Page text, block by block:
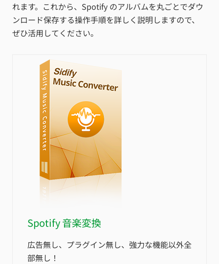
れます。これから、Spotify のアルバムを丸ごとでダウ
ンロード保存する操作手順を詳しく説明しますので、
ぜひ活用してください。
Spotify 音楽変換
広告無し、プラグイン無し、強力な機能以外全
部無し！